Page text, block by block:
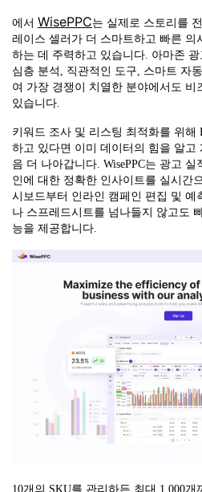
에서 WisePPC는 실제로 스토리를
레이스 셀러가 더 스마트하고 빠른 의
하는 데 주력하고 있습니다. 아마존
심층 분석, 직관적인 도구, 스마트 자
여 가장 경쟁이 치열한 분야에서도 비
있습니다.
키워드 조사 및 리스팅 최적화를 위해
하고 있다면 이미 데이터의 힘을 알고
음 더 나아갑니다. WisePPC는 광고
인에 대한 정확한 인사이트를 실시간
시보드부터 인라인 캠페인 편집 및 예
나 스프레드시트를 넘나들지 않고도
능을 제공합니다.
10개의 SKU를 관리하든 최대 1,000